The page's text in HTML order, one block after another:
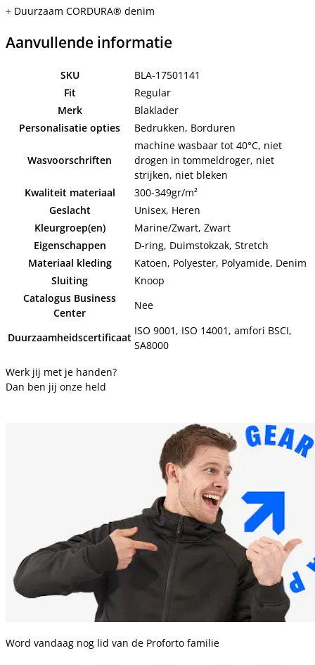
+ Duurzaam CORDURA® denim
Aanvullende informatie
SKU
BLA-17501141
Fit
Regular
Merk
Blaklader
Personalisatie opties
Bedrukken, Borduren
Wasvoorschriften
machine wasbaar tot 40°C, niet
drogen in tommeldroger, niet
strijken, niet bleken
Kwaliteit materiaal
300-349gr/m²
Geslacht
Unisex, Heren
Kleurgroep(en)
Marine/Zwart, Zwart
Eigenschappen
D-ring, Duimstokzak, Stretch
Materiaal kleding
Katoen, Polyester, Polyamide, Denim
Sluiting
Knoop
Catalogus Business
Center
Nee
Duurzaamheidscertificaat
ISO 9001, ISO 14001, amfori BSCI,
SA8000
Werk jij met je handen?
Dan ben jij onze held
Word vandaag nog lid van de Proforto familie